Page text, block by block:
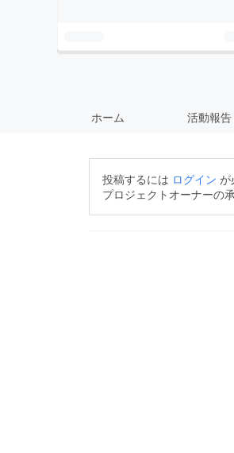
ホーム 活動報告
投稿するには ログイン が
プロジェクトオーナーの